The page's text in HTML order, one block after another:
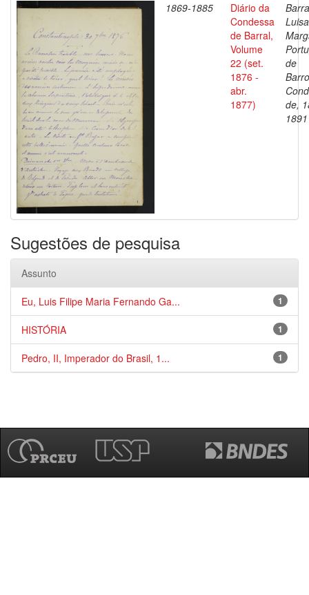
1869-1885
Diário da
Condessa
de Barral,
Volume
22 (set.
1876 -
abr.
1877)
Luisa
de
de,
1891
Sugestões de pesquisa
Assunto
1
Eu, Luis Filipe Maria Fernando Ga...
1
HISTÓRIA
1
Pedro, II, Imperador do Brasil, 1...